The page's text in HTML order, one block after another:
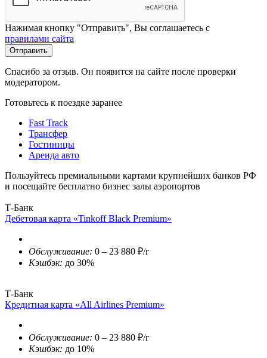
Нажимая кнопку "Отправить", Вы соглашаетесь с
правилами сайта
Отправить
Спасибо за отзыв. Он появится на сайте после проверки
модератором.
Готовьтесь к поездке заранее
Fast Track
Трансфер
Гостиницы
Аренда авто
Пользуйтесь премиальными картами крупнейших банков РФ
и посещайте бесплатно бизнес залы аэропортов
Т-Банк
Дебетовая карта «Tinkoff Black Premium»
Обслуживание: 0 – 23 880 ₽/г
Кэшбэк: до 30%
Т-Банк
Кредитная карта «All Airlines Premium»
Обслуживание: 0 – 23 880 ₽/г
Кэшбэк: до 10%